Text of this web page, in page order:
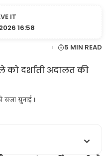
16:58
5 MIN READ
सजा सुनाई।